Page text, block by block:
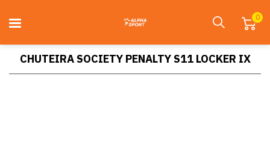
0
CHUTEIRA SOCIETY PENALTY S11 LOCKER IX